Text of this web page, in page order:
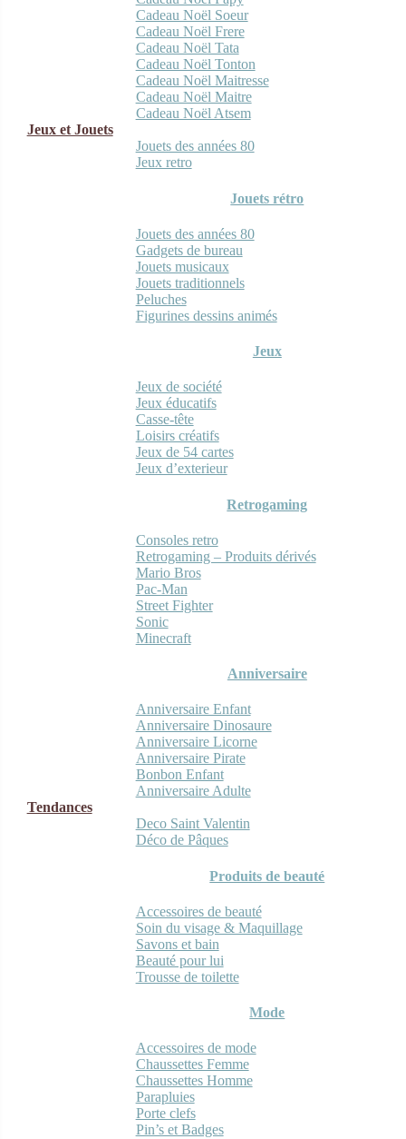
Cadeau Noël Soeur
Cadeau Noël Frere
Cadeau Noël Tata
Cadeau Noël Tonton
Cadeau Noël Maitresse
Cadeau Noël Maitre
Cadeau Noël Atsem
Jeux et Jouets
Jouets des années 80
Jeux retro
Jouets rétro
Jouets des années 80
Gadgets de bureau
Jouets musicaux
Jouets traditionnels
Peluches
Figurines dessins animés
Jeux
Jeux de société
Jeux éducatifs
Casse-tête
Loisirs créatifs
Jeux de 54 cartes
Jeux d’exterieur
Retrogaming
Consoles retro
Retrogaming – Produits dérivés
Mario Bros
Pac-Man
Street Fighter
Sonic
Minecraft
Anniversaire
Anniversaire Enfant
Anniversaire Dinosaure
Anniversaire Licorne
Anniversaire Pirate
Bonbon Enfant
Anniversaire Adulte
Tendances
Deco Saint Valentin
Déco de Pâques
Produits de beauté
Accessoires de beauté
Soin du visage & Maquillage
Savons et bain
Beauté pour lui
Trousse de toilette
Mode
Accessoires de mode
Chaussettes Femme
Chaussettes Homme
Parapluies
Porte clefs
Pin’s et Badges